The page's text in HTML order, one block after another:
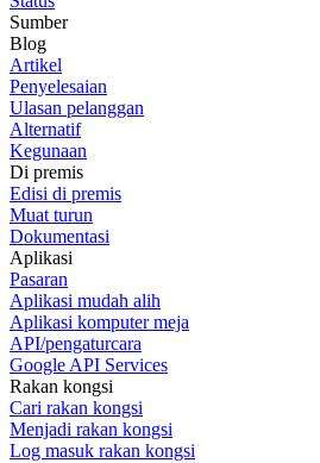
Sumber
Blog
Artikel
Penyelesaian
Ulasan pelanggan
Alternatif
Kegunaan
Di premis
Edisi di premis
Muat turun
Dokumentasi
Aplikasi
Pasaran
Aplikasi mudah alih
Aplikasi komputer meja
API/pengaturcara
Google API Services
Rakan kongsi
Cari rakan kongsi
Menjadi rakan kongsi
Log masuk rakan kongsi